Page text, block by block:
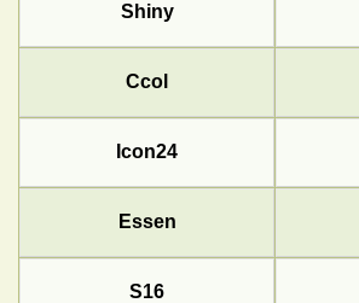
Shiny
Ccol
Icon24
Essen
S16